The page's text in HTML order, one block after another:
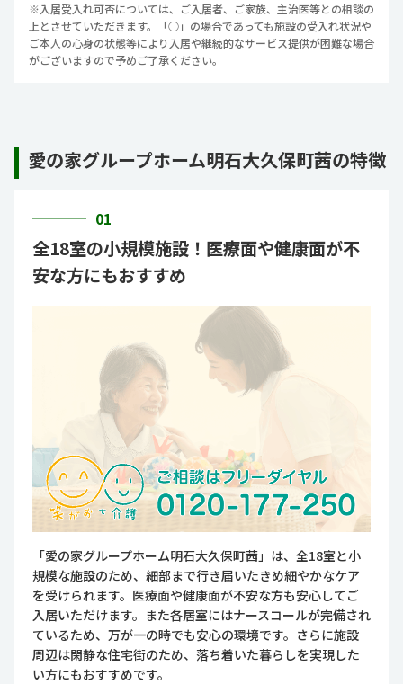
※入居受入れ可否については、ご入居者、ご家族、主治医等との相談の
上とさせていただきます。「○」の場合であっても施設の受入れ状況や
ご本人の心身の状態等により入居や継続的なサービス提供が困難な場合
がございますので予めご了承ください。
愛の家グループホーム明石大久保町茜の特徴
01
全18室の小規模施設！医療面や健康面が不
安な方にもおすすめ
「愛の家グループホーム明石大久保町茜」は、全18室と小
規模な施設のため、細部まで行き届いたきめ細やかなケア
を受けられます。医療面や健康面が不安な方も安心してご
入居いただけます。また各居室にはナースコールが完備され
ているため、万が一の時でも安心の環境です。さらに施設
周辺は閑静な住宅街のため、落ち着いた暮らしを実現した
い方にもおすすめです。